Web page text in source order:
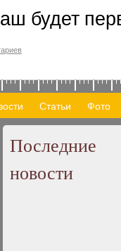
будет
Статьи Фото
Последние
новости